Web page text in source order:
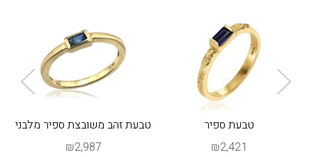
טבעת ספיר
₪2,421
טבעת זהב משובצת ספיר מלבני
₪2,987